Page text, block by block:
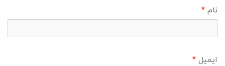
نام *
ایمیل *